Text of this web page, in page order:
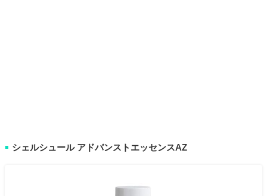
■ シェルシュール アドバンストエッセンスAZ